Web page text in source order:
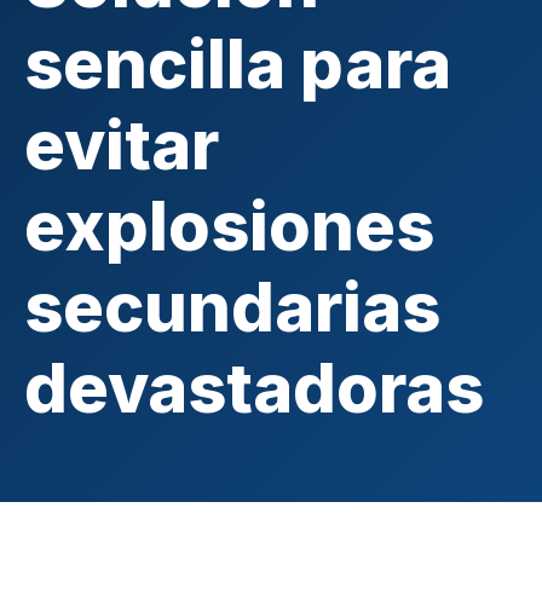
sencilla para
evitar
explosiones
secundarias
devastadoras